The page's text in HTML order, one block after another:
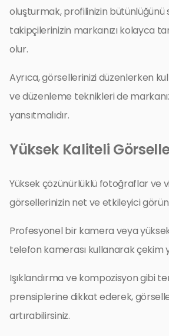
oluşturmak, profilinizin bütünlüğünü
takipçilerinizin markanızı kolayca
olur.
Ayrıca, görsellerinizi düzenlerken
ve düzenleme teknikleri de
yansıtmalıdır.
Yüksek Kaliteli
Yüksek çözünürlüklü fotoğraflar ve
görsellerinizin net ve etkileyici
Profesyonel bir kamera veya
telefon kamerası kullanarak çekim
Işıklandırma ve kompozisyon gibi
prensiplerine dikkat ederek,
artırabilirsiniz.